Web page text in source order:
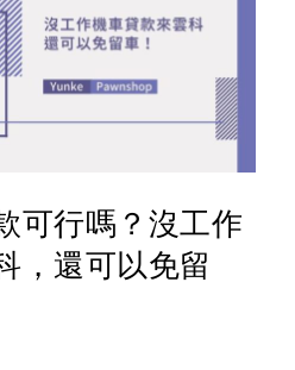
可行嗎？沒工作
，還可以免留